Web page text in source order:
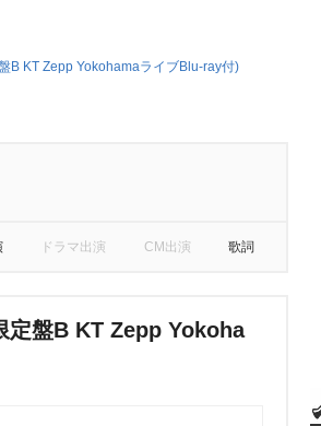
B KT Zepp YokohamaライブBlu-ray付)
ドラマ出演 CM出演 歌詞
定盤B KT Zepp Yokoha